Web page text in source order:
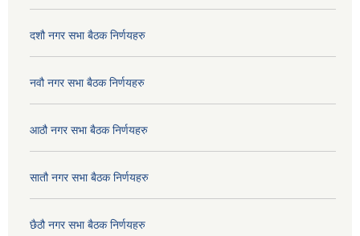
दशौ नगर सभा बैठक निर्णयहरु
नवौ नगर सभा बैठक निर्णयहरु
आठौ नगर सभा बैठक निर्णयहरु
सातौ नगर सभा बैठक निर्णयहरु
छैठौ नगर सभा बैठक निर्णयहरु